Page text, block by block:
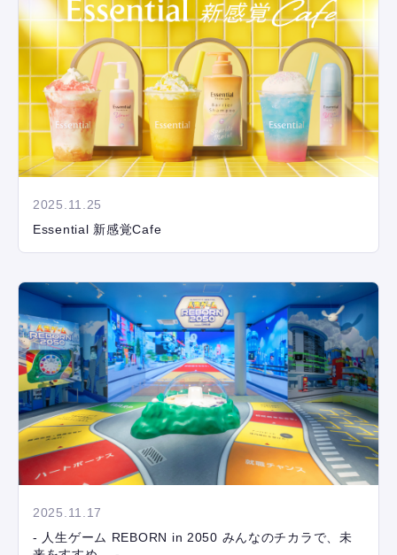
2025.11.25
Essential 新感覚Cafe
2025.11.17
- 人生ゲーム REBORN in 2050 みんなのチカラで、未